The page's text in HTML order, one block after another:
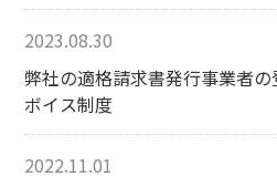
2023.08.30
弊社の適格請求書発行事業者
ボイス制度
2022.11.01